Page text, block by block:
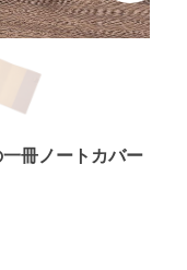
冊ノートカバー